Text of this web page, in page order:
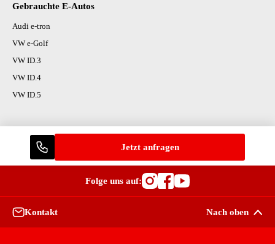
Gebrauchte E-Autos
Audi e-tron
VW e-Golf
VW ID.3
VW ID.4
VW ID.5
Jetzt anfragen
Folge uns auf:
Besuche
Besuche
Besuche
Kontakt Nach oben